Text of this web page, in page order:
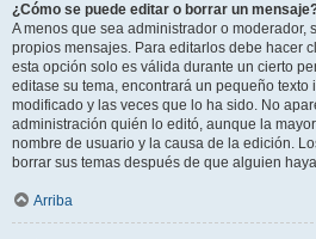
¿Cómo se puede editar o borrar un
A menos que sea administrador o moderador,
propios mensajes. Para editarlos debe hacer
esta opción solo es válida durante un cierto
editase su tema, encontrará un pequeño
modificado y las veces que lo ha sido. No
administración quién lo editó, aunque la
nombre de usuario y la causa de la edición.
borrar sus temas después de que alguien
Arriba